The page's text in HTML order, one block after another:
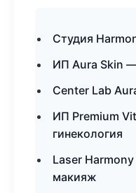
Студия
ИП Aura Skin
Center Lab
ИП Premium
гинекология
Laser
макияж